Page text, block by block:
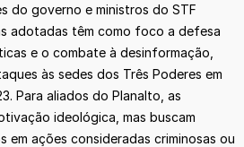
do governo e ministros do STF
adotadas têm como foco a defesa
e o combate à desinformação,
às sedes dos Três Poderes em
Para aliados do Planalto, as
ideológica, mas buscam
em ações consideradas criminosas ou